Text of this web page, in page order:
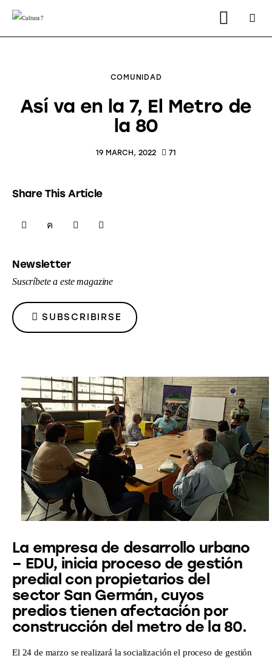
instagramfacebookyoutube2
2
COMUNIDAD
Así va en la 7, El Metro de
la 80
19 MARCH, 2022 71
Share This Article
SHARE
FACEBOOK
SHARE
X
SHARECOPY
Newsletter
Suscríbete a este magazine
SUBSCRIBIRSE
La empresa de desarrollo urbano
– EDU, inicia proceso de gestión
predial con propietarios del
sector San Germán, cuyos
predios tienen afectación por
construcción del metro de la 80.
El 24 de marzo se realizará la socialización el proceso de gestión